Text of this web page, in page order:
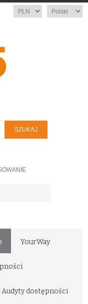
Język
Waluta
YourWay
Audyty dostępności